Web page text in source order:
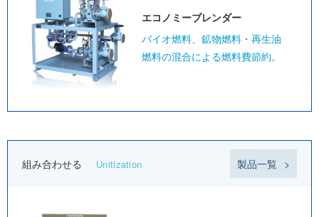
エコノミーブレンダー
バイオ燃料、鉱物燃料・再生油
燃料の混合による燃料費節約。
組み合わせる Unitization 製品一覧